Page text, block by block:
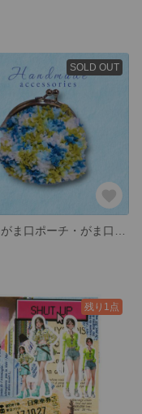
SOLD OUT
残り1点